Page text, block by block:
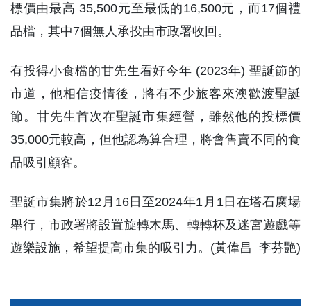
標價由最高 35,500元至最低的16,500元，而17個禮
品檔，其中7個無人承投由市政署收回。
有投得小食檔的甘先生看好今年 (2023年) 聖誕節的
市道，他相信疫情後，將有不少旅客來澳歡渡聖誕
節。甘先生首次在聖誕市集經營，雖然他的投標價
35,000元較高，但他認為算合理，將會售賣不同的食
品吸引顧客。
聖誕市集將於12月16日至2024年1月1日在塔石廣場
舉行，市政署將設置旋轉木馬、轉轉杯及迷宮遊戲等
遊樂設施，希望提高市集的吸引力。(黃偉昌 李芬艷)